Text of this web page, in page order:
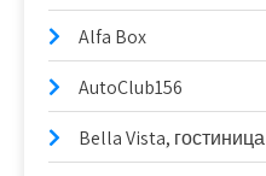
Alfa Box
AutoClub156
Bella Vista, гостиница